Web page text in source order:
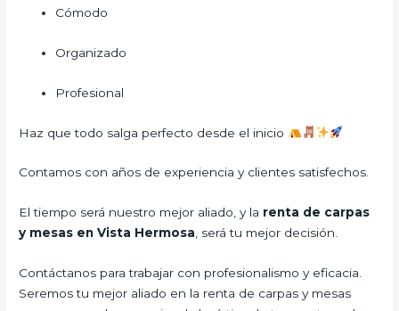
Cómodo
Organizado
Profesional
Haz que todo salga perfecto desde el inicio
Contamos con años de experiencia y clientes satisfechos.
El tiempo será nuestro mejor aliado, y la renta de carpas
y mesas en Vista Hermosa, será tu mejor decisión.
Contáctanos para trabajar con profesionalismo y eficacia.
Seremos tu mejor aliado en la renta de carpas y mesas